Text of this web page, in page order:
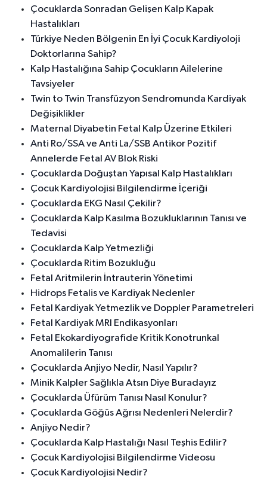
Çocuklarda Sonradan Gelişen Kalp Kapak
Hastalıkları
Türkiye Neden Bölgenin En İyi Çocuk Kardiyoloji
Doktorlarına Sahip?
Kalp Hastalığına Sahip Çocukların Ailelerine
Tavsiyeler
Twin to Twin Transfüzyon Sendromunda Kardiyak
Değişiklikler
Maternal Diyabetin Fetal Kalp Üzerine Etkileri
Anti Ro/SSA ve Anti La/SSB Antikor Pozitif
Annelerde Fetal AV Blok Riski
Çocuklarda Doğuştan Yapısal Kalp Hastalıkları
Çocuk Kardiyolojisi Bilgilendirme İçeriği
Çocuklarda EKG Nasıl Çekilir?
Çocuklarda Kalp Kasılma Bozukluklarının Tanısı ve
Tedavisi
Çocuklarda Kalp Yetmezliği
Çocuklarda Ritim Bozukluğu
Fetal Aritmilerin İntrauterin Yönetimi
Hidrops Fetalis ve Kardiyak Nedenler
Fetal Kardiyak Yetmezlik ve Doppler Parametreleri
Fetal Kardiyak MRI Endikasyonları
Fetal Ekokardiyografide Kritik Konotrunkal
Anomalilerin Tanısı
Çocuklarda Anjiyo Nedir, Nasıl Yapılır?
Minik Kalpler Sağlıkla Atsın Diye Buradayız
Çocuklarda Üfürüm Tanısı Nasıl Konulur?
Çocuklarda Göğüs Ağrısı Nedenleri Nelerdir?
Anjiyo Nedir?
Çocuklarda Kalp Hastalığı Nasıl Teşhis Edilir?
Çocuk Kardiyolojisi Bilgilendirme Videosu
Çocuk Kardiyolojisi Nedir?